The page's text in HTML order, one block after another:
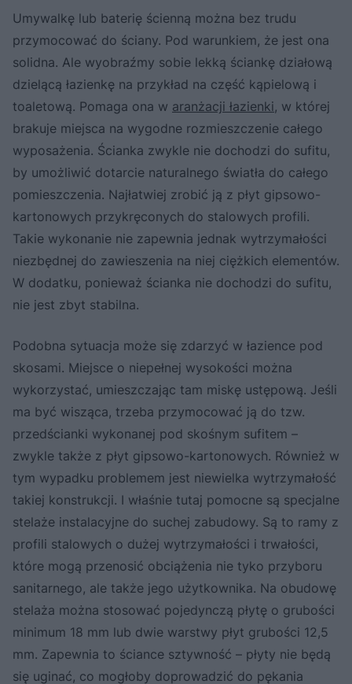
Umywalkę lub baterię ścienną można bez trudu
przymocować do ściany. Pod warunkiem, że jest ona
solidna. Ale wyobraźmy sobie lekką ściankę działową
dzielącą łazienkę na przykład na część kąpielową i
toaletową. Pomaga ona w aranżacji łazienki, w której
brakuje miejsca na wygodne rozmieszczenie całego
wyposażenia. Ścianka zwykle nie dochodzi do sufitu,
by umożliwić dotarcie naturalnego światła do całego
pomieszczenia. Najłatwiej zrobić ją z płyt gipsowo-
kartonowych przykręconych do stalowych profili.
Takie wykonanie nie zapewnia jednak wytrzymałości
niezbędnej do zawieszenia na niej ciężkich elementów.
W dodatku, ponieważ ścianka nie dochodzi do sufitu,
nie jest zbyt stabilna.
Podobna sytuacja może się zdarzyć w łazience pod
skosami. Miejsce o niepełnej wysokości można
wykorzystać, umieszczając tam miskę ustępową. Jeśli
ma być wisząca, trzeba przymocować ją do tzw.
przedścianki wykonanej pod skośnym sufitem –
zwykle także z płyt gipsowo-kartonowych. Również w
tym wypadku problemem jest niewielka wytrzymałość
takiej konstrukcji. I właśnie tutaj pomocne są specjalne
stelaże instalacyjne do suchej zabudowy. Są to ramy z
profili stalowych o dużej wytrzymałości i trwałości,
które mogą przenosić obciążenia nie tyko przyboru
sanitarnego, ale także jego użytkownika. Na obudowę
stelaża można stosować pojedynczą płytę o grubości
minimum 18 mm lub dwie warstwy płyt grubości 12,5
mm. Zapewnia to ściance sztywność – płyty nie będą
się uginać, co mogłoby doprowadzić do pękania